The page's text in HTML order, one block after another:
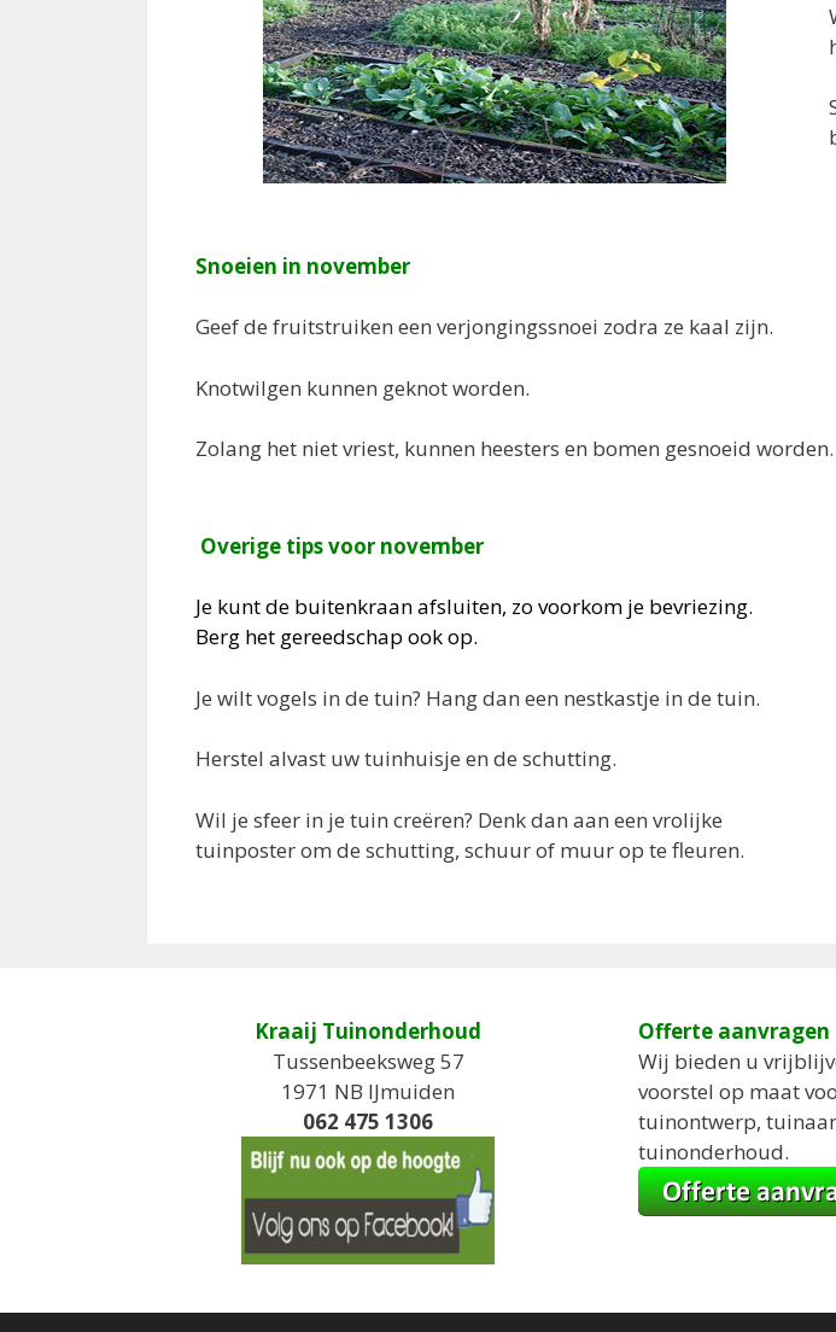
Snoeien in november
Geef de fruitstruiken een verjongingssnoei zodra ze kaal zijn.
Knotwilgen kunnen geknot worden.
Zolang het niet vriest, kunnen heesters en bomen gesnoeid worden.
Overige tips voor november
Je kunt de buitenkraan afsluiten, zo voorkom je bevriezing.
Berg het gereedschap ook op.
Je wilt vogels in de tuin? Hang dan een nestkastje in de tuin.
Herstel alvast uw tuinhuisje en de schutting.
Wil je sfeer in je tuin creëren? Denk dan aan een vrolijke
tuinposter om de schutting, schuur of muur op te fleuren.
Kraaij Tuinonderhoud
Tussenbeeksweg 57
1971 NB IJmuiden
062 475 1306
Offerte aanvragen
Wij bieden u
voorstel op maat
tuinontwerp,
tuinonderhoud.